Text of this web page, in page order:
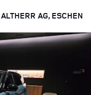
ALTHERR AG, ESCHEN